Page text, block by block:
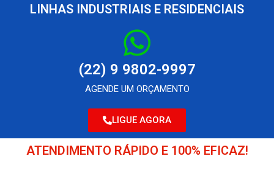
LINHAS INDUSTRIAIS E RESIDENCIAIS
(22) 9 9802-9997
AGENDE UM ORÇAMENTO
LIGUE AGORA
ATENDIMENTO RÁPIDO E 100% EFICAZ!